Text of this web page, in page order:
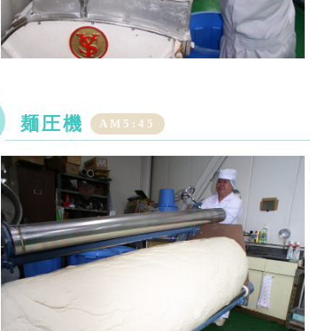
麺圧機 AM5:45